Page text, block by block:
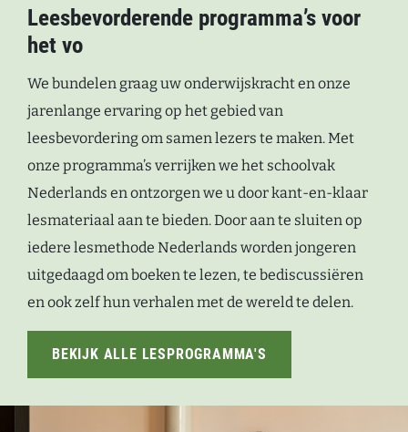
Leesbevorderende programma’s voor
het vo
We bundelen graag uw onderwijskracht en onze
jarenlange ervaring op het gebied van
leesbevordering om samen lezers te maken. Met
onze programma’s verrijken we het schoolvak
Nederlands en ontzorgen we u door kant-en-klaar
lesmateriaal aan te bieden. Door aan te sluiten op
iedere lesmethode Nederlands worden jongeren
uitgedaagd om boeken te lezen, te bediscussiëren
en ook zelf hun verhalen met de wereld te delen.
BEKIJK ALLE LESPROGRAMMA'S